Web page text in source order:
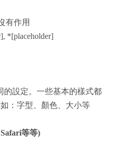
有作用
*[placeholder]
的設定。一些基本的樣式都
：字型、顏色、大小等
等等)